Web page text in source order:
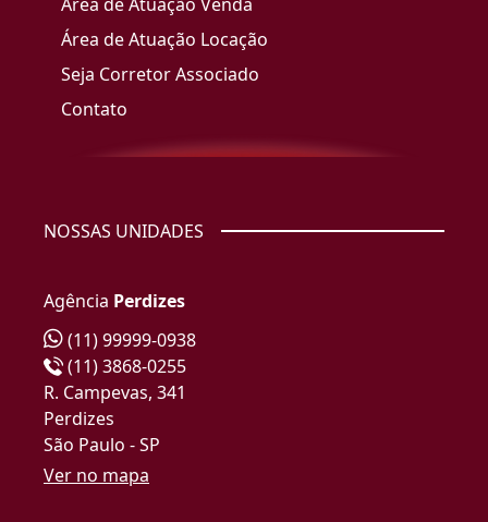
Área de Atuação Locação
Seja Corretor Associado
Contato
NOSSAS UNIDADES
Agência Perdizes
(11) 99999-0938
(11) 3868-0255
R. Campevas, 341
Perdizes
São Paulo - SP
Ver no mapa